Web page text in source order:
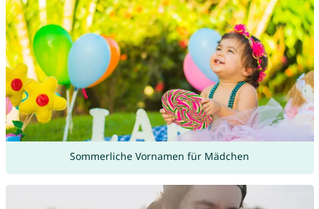
Sommerliche Vornamen für Mädchen